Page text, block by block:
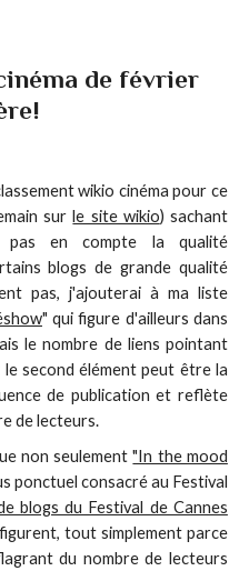
de février
wikio cinéma pour ce
sur le site wikio) sachant
pas en compte la qualité
blogs de grande qualité
pas, j'ajouterai à ma liste
" qui figure d'ailleurs dans
le nombre de liens pointant
le second élément peut être la
de publication et reflète
de lecteurs.
non seulement"In the mood
ponctuel consacré au Festival
blogs du Festival de Cannes
tout simplement parce
du nombre de lecteurs